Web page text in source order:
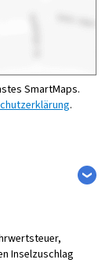
SmartMaps.
.
Inselzuschlag